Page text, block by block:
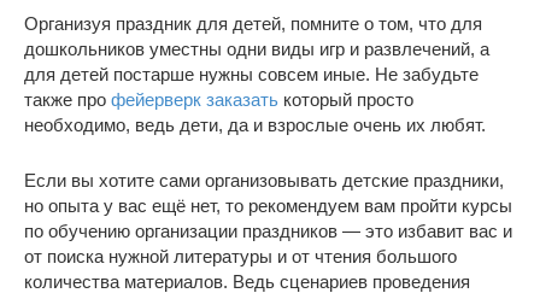
Организуя праздник для детей, помните о том, что для
дошкольников уместны одни виды игр и развлечений, а
для детей постарше нужны совсем иные. Не забудьте
также про фейерверк заказать который просто
необходимо, ведь дети, да и взрослые очень их любят.
Если вы хотите сами организовывать детские праздники,
но опыта у вас ещё нет, то рекомендуем вам пройти курсы
по обучению организации праздников — это избавит вас и
от поиска нужной литературы и от чтения большого
количества материалов. Ведь сценариев проведения